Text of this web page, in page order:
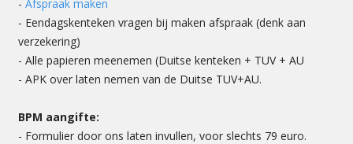
- Afspraak maken
- Eendagskenteken vragen bij maken afspraak (denk aan
verzekering)
- Alle papieren meenemen (Duitse kenteken + TUV + AU
- APK over laten nemen van de Duitse TUV+AU.
BPM aangifte:
- Formulier door ons laten invullen, voor slechts 79 euro.